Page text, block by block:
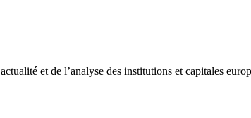
et de l’analyse des institutions et capitales